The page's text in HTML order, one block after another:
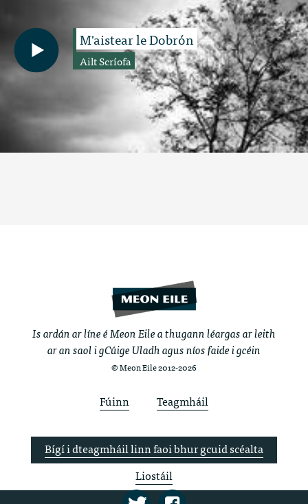
M'aistear le Dobrón
Ailt Scríofa
Is ardán ar líne é Meon Eile a thugann léargas ar leith
ar an saol i gCúige Uladh agus níos faide i gcéin
© Meon Eile 2012-2026
Fúinn Teagmháil
Bígí i dteagmháil linn faoi bhur gcuid scéalta
Liostáil